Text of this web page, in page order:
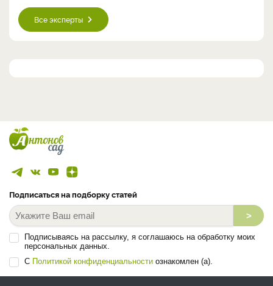
Все эксперты
Подписаться на подборку статей
>
Подписываясь на рассылку, я соглашаюсь на обработку моих
персональных данных.
С Политикой конфиденциальности ознакомлен (а).